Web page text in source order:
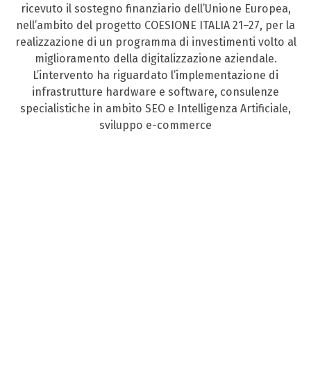
ricevuto il sostegno finanziario dell’Unione Europea,
nell’ambito del progetto COESIONE ITALIA 21–27, per la
realizzazione di un programma di investimenti volto al
miglioramento della digitalizzazione aziendale.
L’intervento ha riguardato l’implementazione di
infrastrutture hardware e software, consulenze
specialistiche in ambito SEO e Intelligenza Artificiale,
sviluppo e-commerce